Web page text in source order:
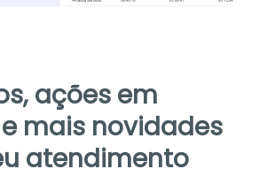
ações em
mais novidades
atendimento